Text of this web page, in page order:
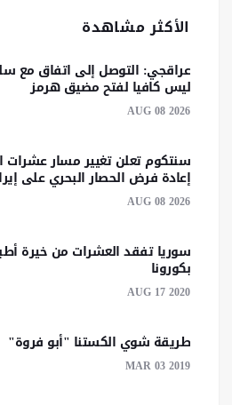
الأكثر مشاهدة
عراقجي: التوصل إلى اتفاق مع
ليس كافيا لفتح مضيق هرمز
AUG 08 2026
سنتكوم تعلن تغيير مسار
إعادة فرض الحصار البحري على
AUG 08 2026
سوريا تفقد العشرات من خيرة
بكورونا
AUG 17 2020
طريقة شوي الكستنا "أبو فروة"
MAR 03 2019